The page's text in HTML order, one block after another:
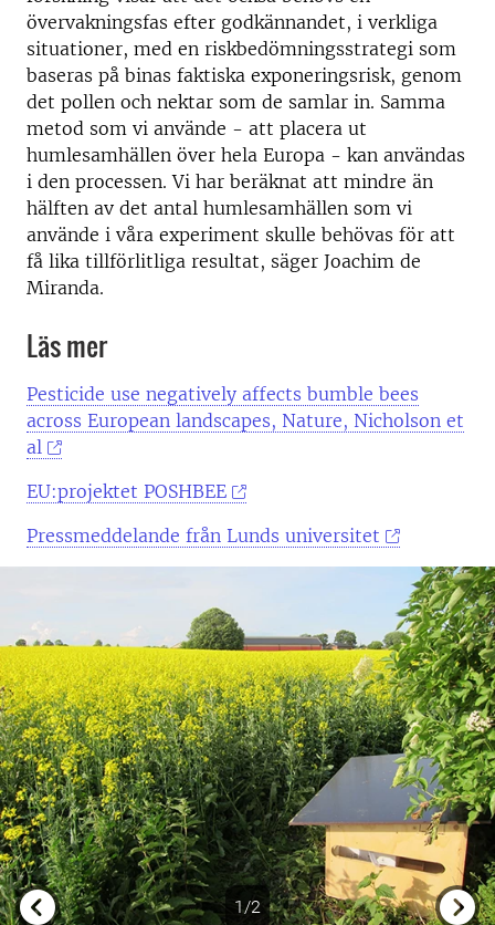
övervakningsfas efter godkännandet, i verkliga
situationer, med en riskbedömningsstrategi som
baseras på binas faktiska exponeringsrisk, genom
det pollen och nektar som de samlar in. Samma
metod som vi använde - att placera ut
humlesamhällen över hela Europa - kan användas
i den processen. Vi har beräknat att mindre än
hälften av det antal humlesamhällen som vi
använde i våra experiment skulle behövas för att
få lika tillförlitliga resultat, säger Joachim de
Miranda.
Läs mer
Pesticide use negatively affects bumble bees
across European landscapes, Nature, Nicholson et
al
EU:projektet POSHBEE
Pressmeddelande från Lunds universitet
1/2